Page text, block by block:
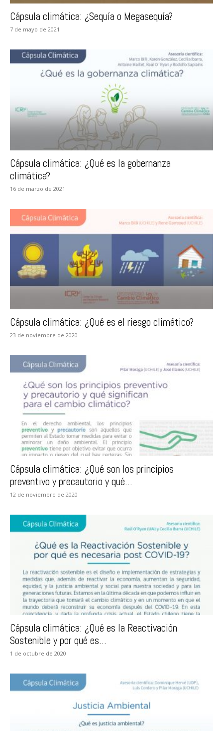
Cápsula climática: ¿Sequía o Megasequía?
7 de mayo de 2021
Cápsula climática: ¿Qué es la gobernanza
climática?
16 de marzo de 2021
Cápsula climática: ¿Qué es el riesgo climático?
23 de noviembre de 2020
Cápsula climática: ¿Qué son los principios
preventivo y precautorio y qué...
12 de noviembre de 2020
Cápsula climática: ¿Qué es la Reactivación
Sostenible y por qué es...
1 de octubre de 2020